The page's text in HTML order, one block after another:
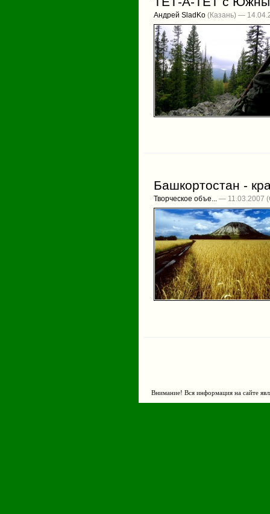
Андрей SladKo (Казань) —
Башкортостан -
Творческое объе... — 11.03.2007
Внимание! Вся информация на сайте